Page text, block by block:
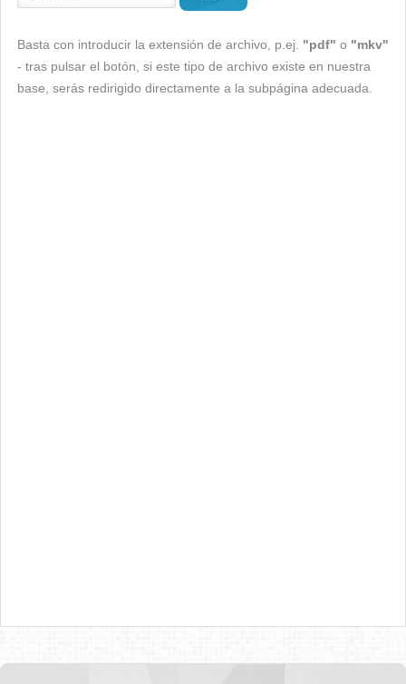
Basta con introducir la extensión de archivo, p.ej. "pdf" o "mkv"
- tras pulsar el botón, si este tipo de archivo existe en nuestra
base, serás redirigido directamente a la subpágina adecuada.